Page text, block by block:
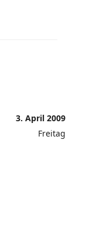
3. April 2009
Freitag